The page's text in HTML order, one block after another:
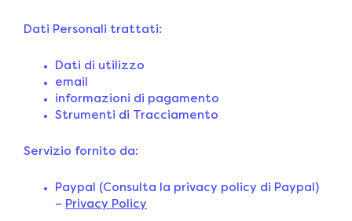
Dati Personali trattati:
Dati di utilizzo
email
informazioni di pagamento
Strumenti di Tracciamento
Servizio fornito da:
Paypal (Consulta la privacy policy di Paypal)
– Privacy Policy